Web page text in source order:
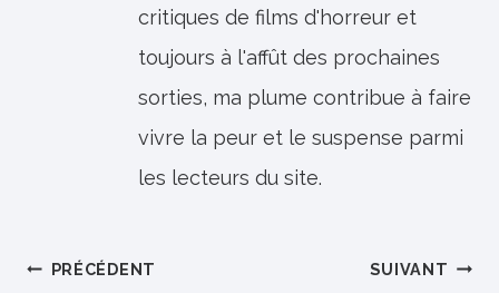
critiques de films d'horreur et
toujours à l'affût des prochaines
sorties, ma plume contribue à faire
vivre la peur et le suspense parmi
les lecteurs du site.
Navigation
PRÉCÉDENT SUIVANT